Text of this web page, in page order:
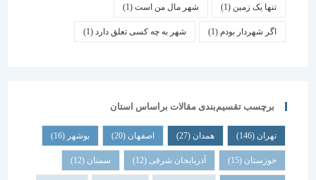
تنها یک زمین(1) شهر مال من است(1)
اگر شهردار بودم (1) شهر به چه کسی تعلق دارد(1)
برچسب تقسیم‌بندی مقالات براساس استان
همدان اصفهان (20) بوشهر
خوزستان(15) آذربایجان شرقی(12) سمنان (12)